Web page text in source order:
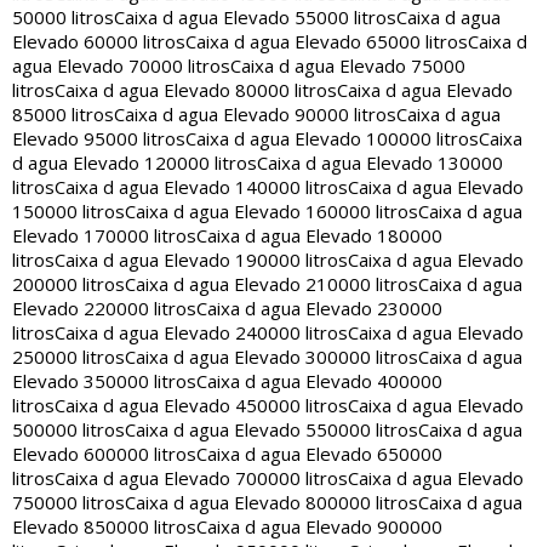
50000 litrosCaixa d agua Elevado 55000 litrosCaixa d agua
Elevado 60000 litrosCaixa d agua Elevado 65000 litrosCaixa d
agua Elevado 70000 litrosCaixa d agua Elevado 75000
litrosCaixa d agua Elevado 80000 litrosCaixa d agua Elevado
85000 litrosCaixa d agua Elevado 90000 litrosCaixa d agua
Elevado 95000 litrosCaixa d agua Elevado 100000 litrosCaixa
d agua Elevado 120000 litrosCaixa d agua Elevado 130000
litrosCaixa d agua Elevado 140000 litrosCaixa d agua Elevado
150000 litrosCaixa d agua Elevado 160000 litrosCaixa d agua
Elevado 170000 litrosCaixa d agua Elevado 180000
litrosCaixa d agua Elevado 190000 litrosCaixa d agua Elevado
200000 litrosCaixa d agua Elevado 210000 litrosCaixa d agua
Elevado 220000 litrosCaixa d agua Elevado 230000
litrosCaixa d agua Elevado 240000 litrosCaixa d agua Elevado
250000 litrosCaixa d agua Elevado 300000 litrosCaixa d agua
Elevado 350000 litrosCaixa d agua Elevado 400000
litrosCaixa d agua Elevado 450000 litrosCaixa d agua Elevado
500000 litrosCaixa d agua Elevado 550000 litrosCaixa d agua
Elevado 600000 litrosCaixa d agua Elevado 650000
litrosCaixa d agua Elevado 700000 litrosCaixa d agua Elevado
750000 litrosCaixa d agua Elevado 800000 litrosCaixa d agua
Elevado 850000 litrosCaixa d agua Elevado 900000